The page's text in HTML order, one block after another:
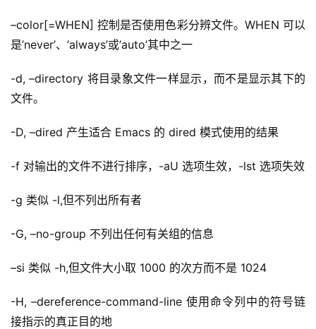
–color[=WHEN] 控制是否使用色彩分辨文件。WHEN 可以
是’never’、’always’或’auto’其中之一
-d, –directory 将目录象文件一样显示，而不是显示其下的
文件。
-D, –dired 产生适合 Emacs 的 dired 模式使用的结果
-f 对输出的文件不进行排序，-aU 选项生效，-lst 选项失效
-g 类似 -l,但不列出所有者
-G, –no-group 不列出任何有关组的信息
–si 类似 -h,但文件大小取 1000 的次方而不是 1024
-H, –dereference-command-line 使用命令列中的符号链
接指示的真正目的地